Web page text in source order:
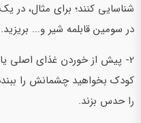
شناسایی کنند؛ برای مثال، در یک
در سومین قابلمه شیر و... بریزید.
2- پیش از خوردن غذای اصلی یا
کودک بخواهید چشمانش را
را حدس بزند.